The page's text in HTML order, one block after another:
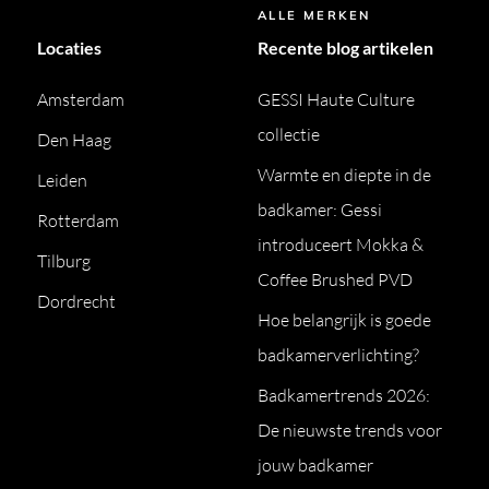
ALLE MERKEN
Locaties
Amsterdam
Den Haag
Leiden
Rotterdam
Tilburg
Dordrecht
Recente blog artikelen
GESSI Haute Culture
collectie
Warmte en diepte in de
badkamer: Gessi
introduceert Mokka &
Coffee Brushed PVD
Hoe belangrijk is goede
badkamerverlichting?
Badkamertrends 2026:
De nieuwste trends voor
jouw badkamer